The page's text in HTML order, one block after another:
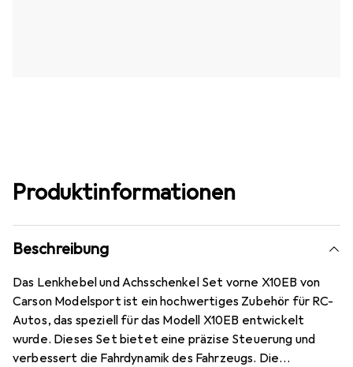
Produktinformationen
Beschreibung
Das Lenkhebel und Achsschenkel Set vorne X10EB von
Carson Modelsport ist ein hochwertiges Zubehör für RC-
Autos, das speziell für das Modell X10EB entwickelt
wurde. Dieses Set bietet eine präzise Steuerung und
verbessert die Fahrdynamik des Fahrzeugs. Die